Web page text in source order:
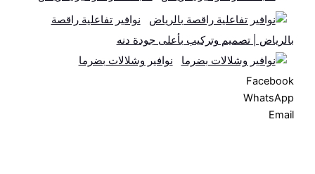
نوافير تفاعلية راقصة
بالرياض | تصميم وتركيب بأعلى جودة دنه
نوافير وشلالات بضرما
Facebook
WhatsApp
Email